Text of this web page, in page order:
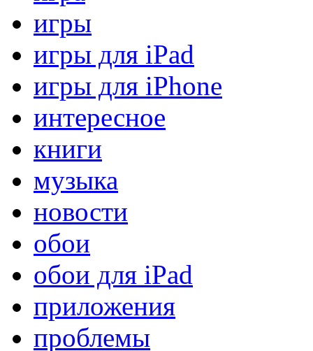
игры
игры для iPad
игры для iPhone
интересное
книги
музыка
новости
обои
обои для iPad
приложения
проблемы